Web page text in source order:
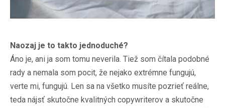
Naozaj je to takto jednoduché?
Áno je, ani ja som tomu neverila. Tiež som čítala podobné
rady a nemala som pocit, že nejako extrémne fungujú,
verte mi, fungujú. Len sa na všetko musíte pozrieť reálne,
teda nájsť skutočne kvalitných copywriterov a skutočne